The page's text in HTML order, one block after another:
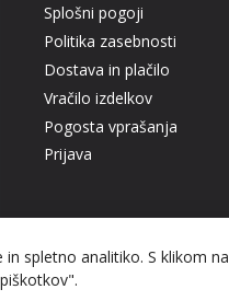
Splošni pogoji
Politika zasebnosti
Dostava in plačilo
Vračilo izdelkov
Pogosta vprašanja
Prijava
spletno analitiko. S klikom